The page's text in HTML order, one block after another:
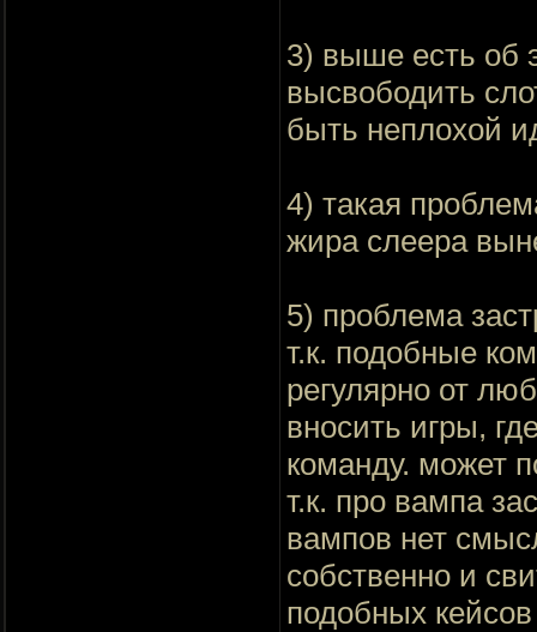
3) выше есть об
высвободить
быть неплохой
4) такая
жира слеера
5) проблема
т.к. подобные
регулярно от
вносить игры,
команду. может
т.к. про вампа
вампов нет
собственно и
подобных